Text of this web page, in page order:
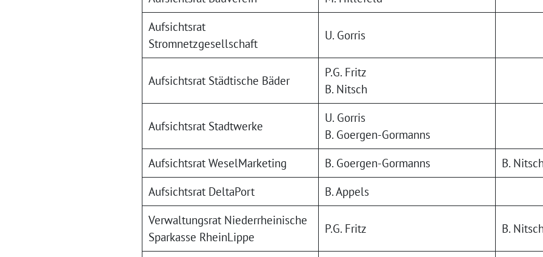
Aufsichtsrat
Stromnetzgesellschaft
U. Gorris
Aufsichtsrat Städtische Bäder
P.G. Fritz
B. Nitsch
Aufsichtsrat Stadtwerke
U. Gorris
B. Goergen-Gormanns
Aufsichtsrat WeselMarketing
B. Goergen-Gormanns
B.
Aufsichtsrat DeltaPort
B. Appels
Verwaltungsrat Niederrheinische
Sparkasse RheinLippe
P.G. Fritz B.